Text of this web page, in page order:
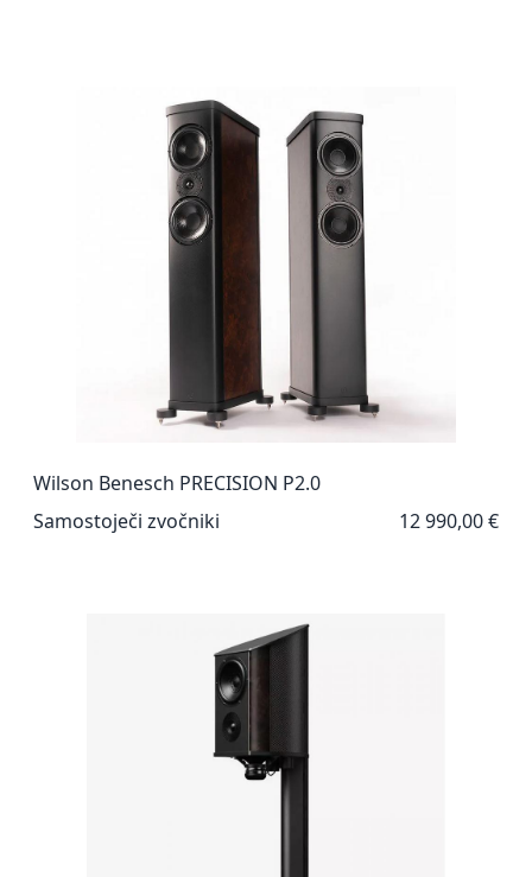
Wilson Benesch PRECISION P2.0
Samostoječi zvočniki
12 990,00 €